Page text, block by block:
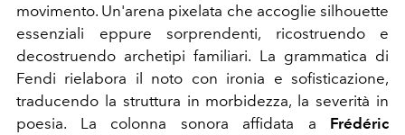
movimento. Un'arena pixelata che accoglie silhouette
essenziali eppure sorprendenti, ricostruendo e
decostruendo archetipi familiari. La grammatica di
Fendi rielabora il noto con ironia e sofisticazione,
traducendo la struttura in morbidezza, la severità in
poesia. La colonna sonora affidata a Frédéric